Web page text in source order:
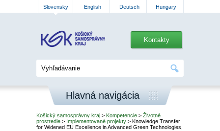
Slovensky English Deutsch Hungary
Kontakty
Hlavná navigácia
Košický samosprávny kraj > Kompetencie > Životné
prostredie > Implementované projekty > Knowledge Transfer
for Widened EU Excellence in Advanced Green Technologies,